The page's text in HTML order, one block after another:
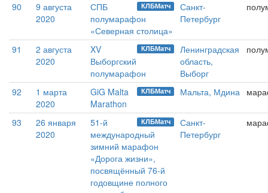
90
9 августа
2020
КЛБМатч
СПБ
полумарафон
«Северная столица»
Санкт-
Петербург
91
2 августа
2020
КЛБМатч
XV
Выборгский
полумарафон
Ленинградская
область,
Выборг
92
1 марта
2020
КЛБМатч
GiG Malta
Marathon
Мальта, Мдина
93
26 января
2020
КЛБМатч
51-й
международный
зимний марафон
«Дорога жизни»,
посвящённый 76-й
годовщине полного
Санкт-
Петербург